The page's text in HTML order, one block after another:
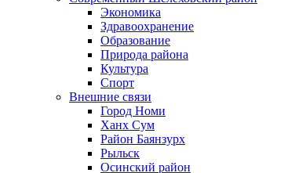
Экономика
Здравоохранение
Образование
Природа района
Культура
Спорт
Внешние связи
Город Номи
Ханх Сум
Район Баянзурх
Рыльск
Осинский район